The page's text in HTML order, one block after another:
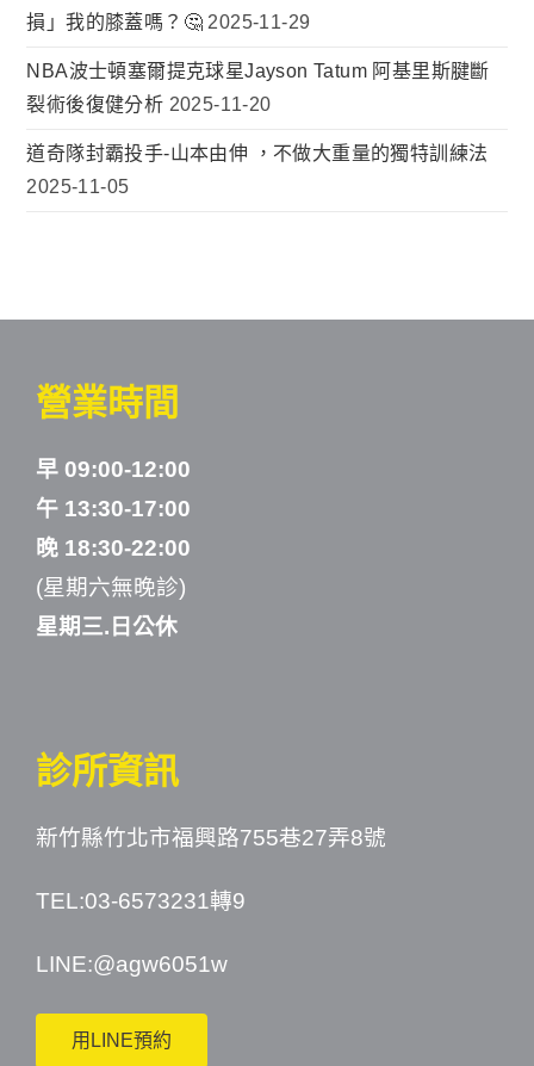
損」我的膝蓋嗎？🤔 2025-11-29
NBA波士頓塞爾提克球星Jayson Tatum 阿基里斯腱斷
裂術後復健分析 2025-11-20
道奇隊封霸投手-山本由伸 ，不做大重量的獨特訓練法
2025-11-05
營業時間
早 09:00-12:00
午 13:30-17:00
晚 18:30-22:00
(星期六無晚診)
星期三.日公休
診所資訊
新竹縣竹北市福興路755巷27弄8號
TEL:03-6573231轉9
LINE:@agw6051w
用LINE預約